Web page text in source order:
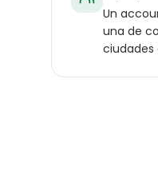
Un
una de
ciudades